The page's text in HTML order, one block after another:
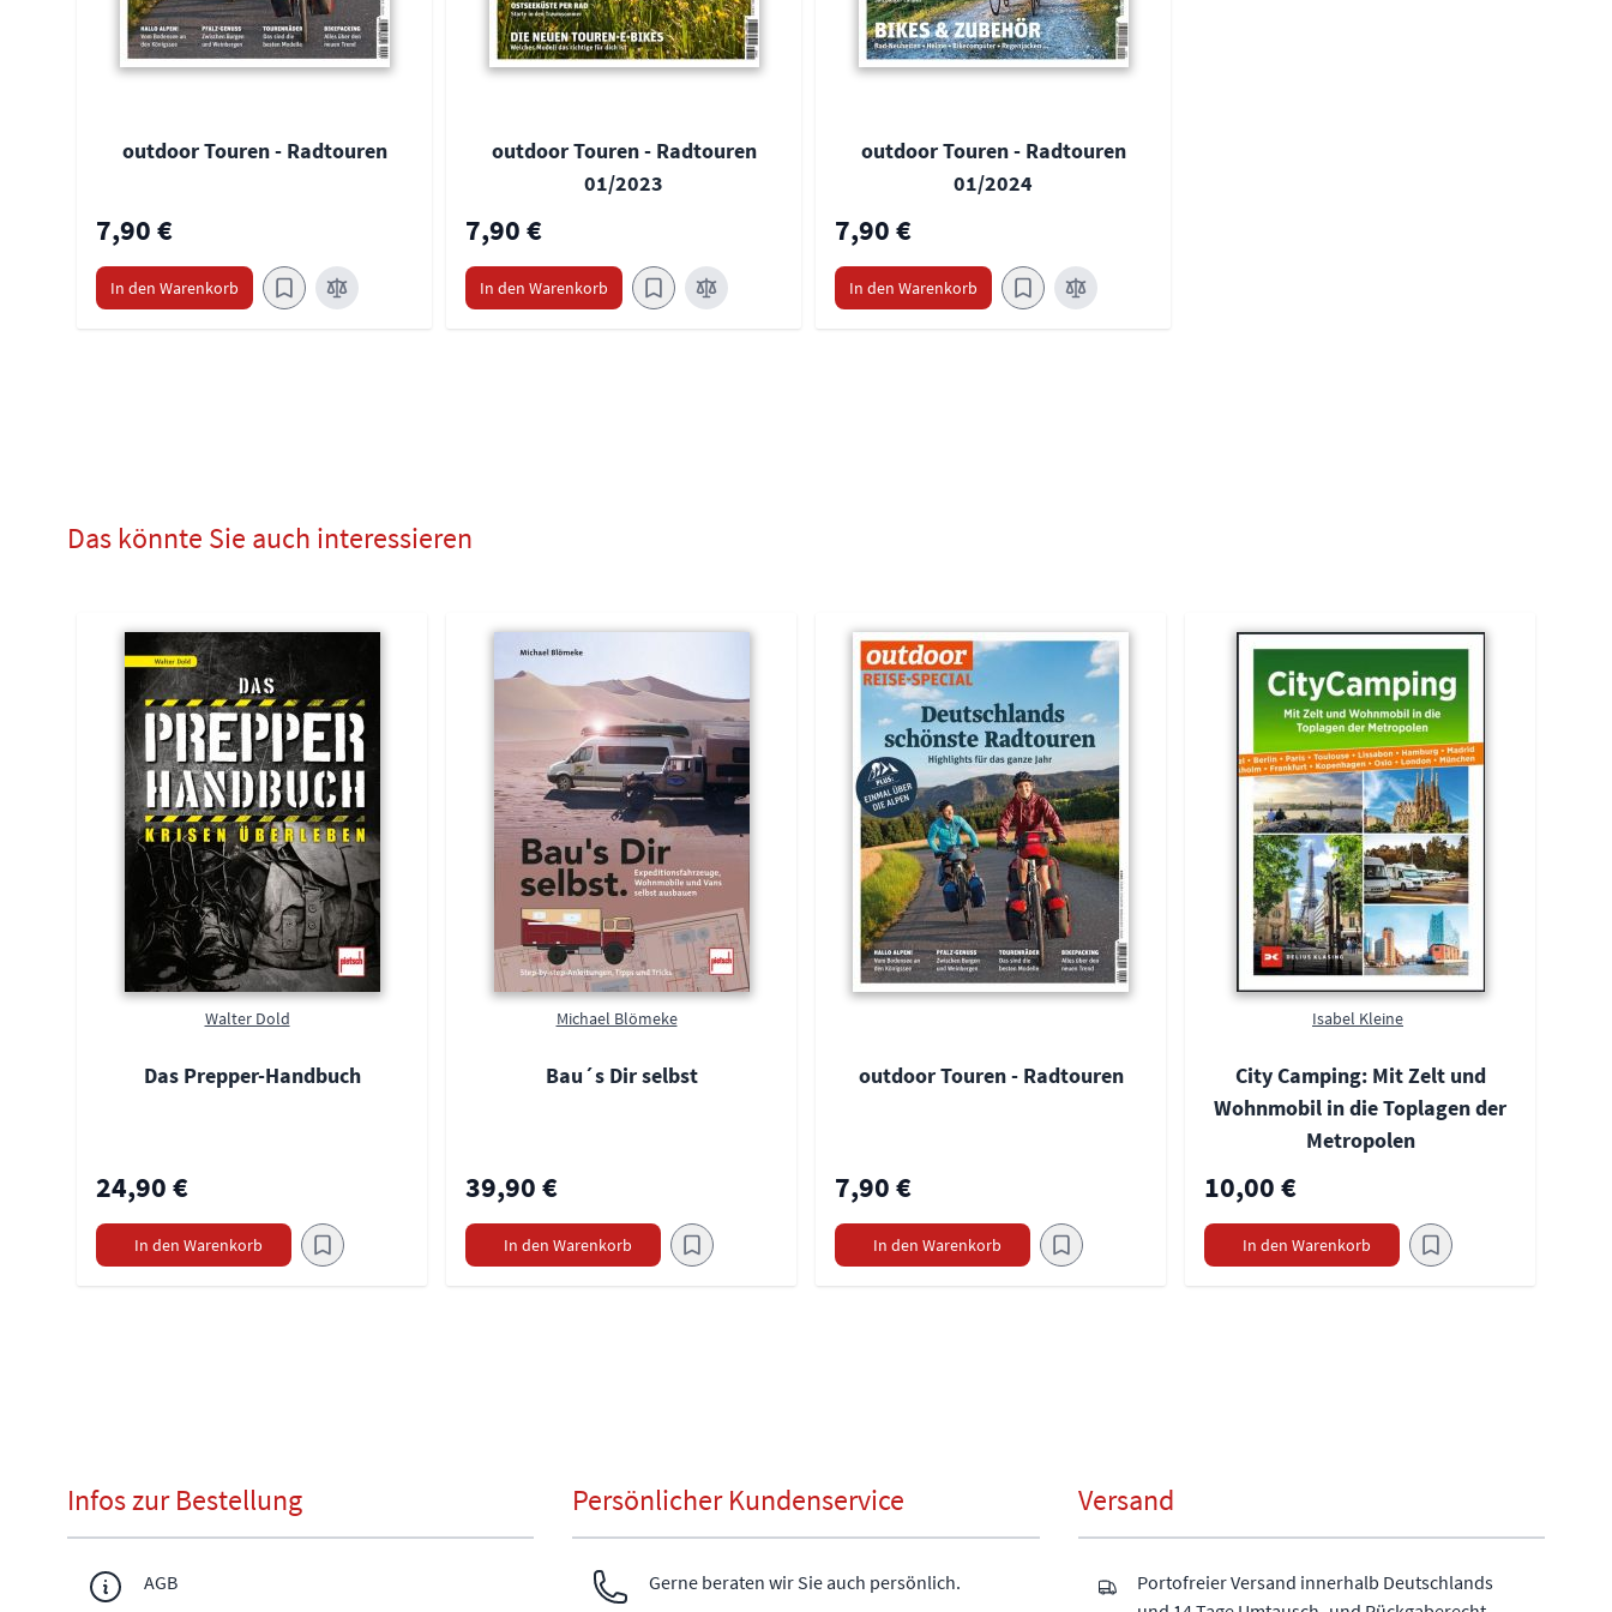
outdoor Touren - Radtouren
7,90 €
In den Warenkorb
outdoor Touren - Radtouren
01/2023
7,90 €
In den Warenkorb
outdoor Touren - Radtouren
01/2024
7,90 €
In den Warenkorb
Das könnte Sie auch interessieren
Walter Dold
Das Prepper-Handbuch
24,90 €
In den Warenkorb
Michael Blömeke
Bau´s Dir selbst
39,90 €
In den Warenkorb
outdoor Touren - Radtouren
7,90 €
In den Warenkorb
Isabel Kleine
City Camping: Mit Zelt und
Wohnmobil in die Toplagen der
Metropolen
10,00 €
In den Warenkorb
Infos zur Bestellung
AGB
Persönlicher Kundenservice
Gerne beraten wir Sie auch persönlich.
Versand
Portofreier Versand innerhalb Deutschlands